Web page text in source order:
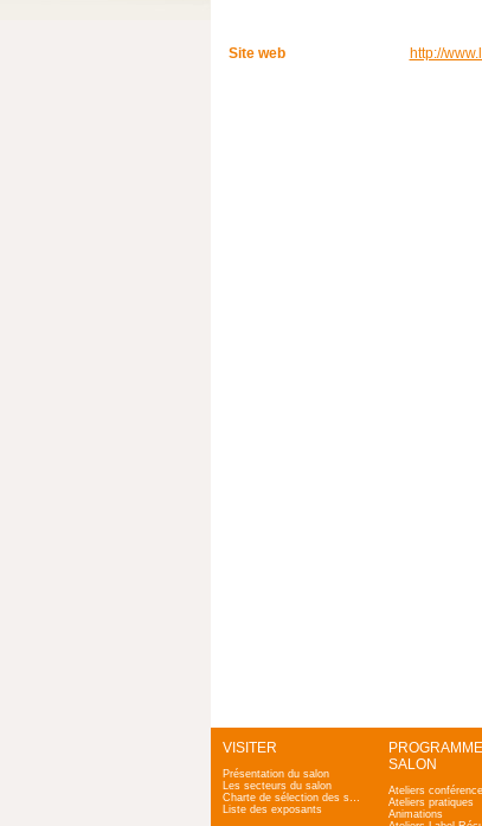
Site web http://
VISITER
Présentation du salon
Les secteurs du salon
Charte de sélection des salons Zen & Bio
Liste des exposants
SALON
Ateliers
Ateliers pratiques
Animations